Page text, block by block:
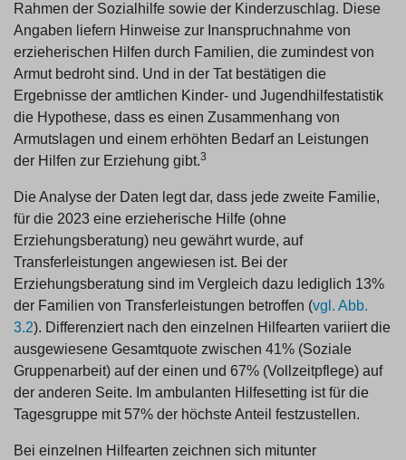
Rahmen der Sozialhilfe sowie der Kinderzuschlag. Diese
Angaben liefern Hinweise zur Inanspruchnahme von
erzieherischen Hilfen durch Familien, die zumindest von
Armut bedroht sind. Und in der Tat bestätigen die
Ergebnisse der amtlichen Kinder- und Jugendhilfestatistik
die Hypothese, dass es einen Zusammenhang von
Armutslagen und einem erhöhten Bedarf an Leistungen
der Hilfen zur Erziehung gibt.3
Die Analyse der Daten legt dar, dass jede zweite Familie,
für die 2023 eine erzieherische Hilfe (ohne
Erziehungsberatung) neu gewährt wurde, auf
Transferleistungen angewiesen ist. Bei der
Erziehungsberatung sind im Vergleich dazu lediglich 13%
der Familien von Transferleistungen betroffen (vgl. Abb.
3.2). Differenziert nach den einzelnen Hilfearten variiert die
ausgewiesene Gesamtquote zwischen 41% (Soziale
Gruppenarbeit) auf der einen und 67% (Vollzeitpflege) auf
der anderen Seite. Im ambulanten Hilfesetting ist für die
Tagesgruppe mit 57% der höchste Anteil festzustellen.
Bei einzelnen Hilfearten zeichnen sich mitunter